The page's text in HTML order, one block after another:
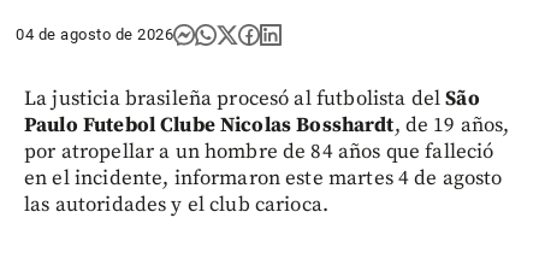
04 de agosto de 2026
La justicia brasileña procesó al futbolista delSão
Paulo Futebol ClubeNicolas Bosshardt, de 19 años,
por atropellar a un hombre de 84 años que falleció
en el incidente, informaron este martes 4 de agosto
las autoridades y el club carioca.